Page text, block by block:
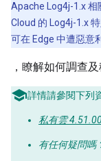
Apache Log4j-1.x
Cloud 的 Log4j-1.x
可在 Edge 中遭惡意
，瞭解如何調查
詳情請參閱下列
私有雲
有任何疑問嗎